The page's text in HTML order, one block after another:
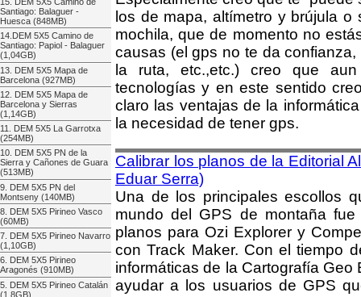
Santiago: Balaguer -
Huesca (848MB)
14.DEM 5X5 Camino de
Santiago: Papiol - Balaguer
(1,04GB)
13. DEM 5X5 Mapa de
Barcelona (927MB)
12. DEM 5X5 Mapa de
Barcelona y Sierras
(1,14GB)
11. DEM 5X5 La Garrotxa
(254MB)
10. DEM 5X5 PN de la
Sierra y Cañones de Guara
(513MB)
9. DEM 5X5 PN del
Montseny (140MB)
8. DEM 5X5 Pirineo Vasco
(60MB)
7. DEM 5X5 Pirineo Navarro
(1,10GB)
6. DEM 5X5 Pirineo
Aragonés (910MB)
5. DEM 5X5 Pirineo Catalán
(1,8GB)
los de mapa, altímetro y brújula
mochila, que de momento no
causas (el gps no te da
la ruta, etc.,etc.) creo que
tecnologías y en este sentido
claro las ventajas de la
la necesidad de tener gps.
Calibrar los planos de la Editorial
Eduar Serra)
Una de los principales escollos
mundo del GPS de montaña
planos para Ozi Explorer y
con Track Maker. Con el tiempo
informáticas de la Cartografía Geo
ayudar a los usuarios de GPS